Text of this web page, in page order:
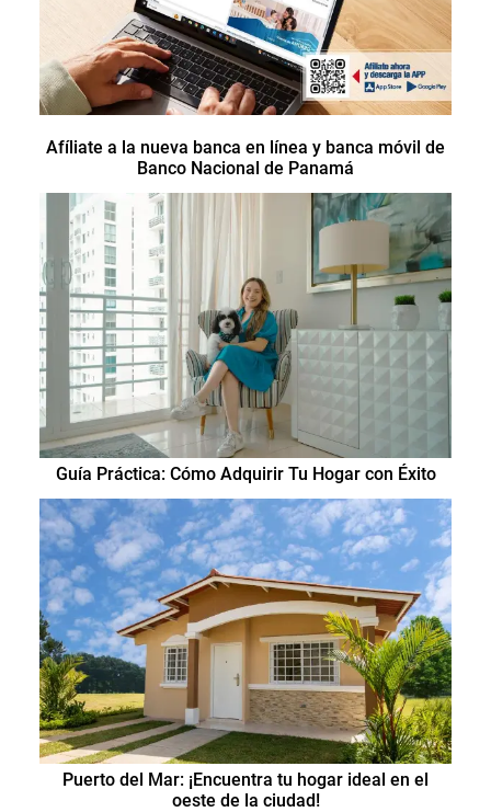
Afíliate a la nueva banca en línea y banca móvil de
Banco Nacional de Panamá
Guía Práctica: Cómo Adquirir Tu Hogar con Éxito
Puerto del Mar: ¡Encuentra tu hogar ideal en el
oeste de la ciudad!